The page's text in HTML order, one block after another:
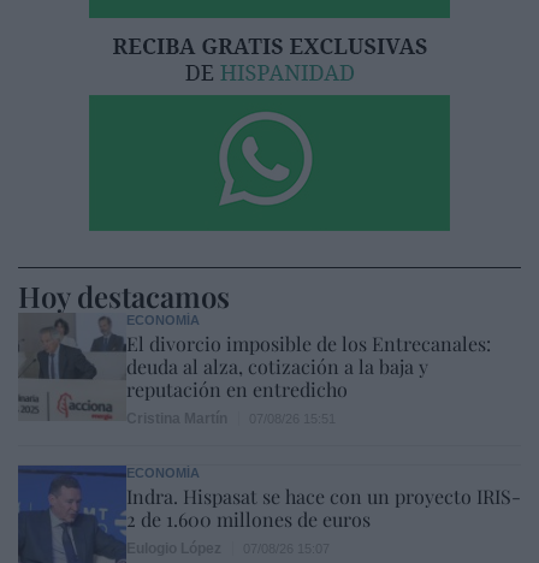
Hoy destacamos
ECONOMÍA
El divorcio imposible de los Entrecanales:
deuda al alza, cotización a la baja y
reputación en entredicho
ECONOMÍA
Indra. Hispasat se hace con un proyecto IRIS-
2 de 1.600 millones de euros